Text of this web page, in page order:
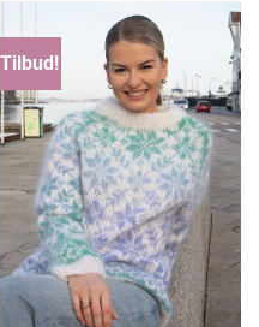
Tilbud!